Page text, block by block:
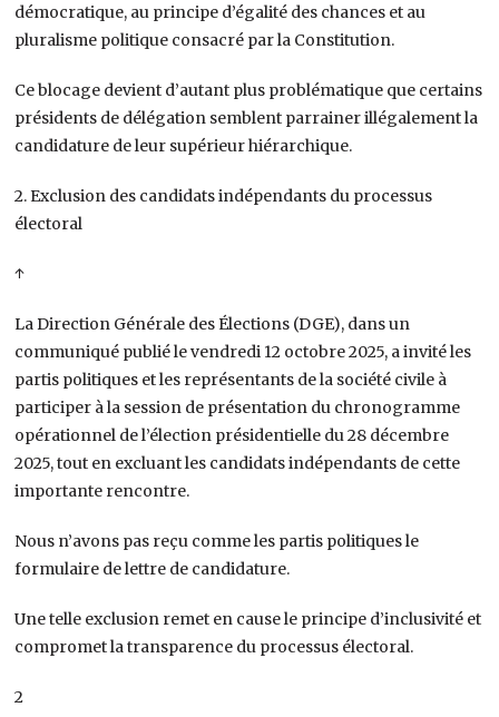
démocratique, au principe d’égalité des chances et au
pluralisme politique consacré par la Constitution.
Ce blocage devient d’autant plus problématique que certains
présidents de délégation semblent parrainer illégalement la
candidature de leur supérieur hiérarchique.
2. Exclusion des candidats indépendants du processus
électoral
↑
La Direction Générale des Élections (DGE), dans un
communiqué publié le vendredi 12 octobre 2025, a invité les
partis politiques et les représentants de la société civile à
participer à la session de présentation du chronogramme
opérationnel de l’élection présidentielle du 28 décembre
2025, tout en excluant les candidats indépendants de cette
importante rencontre.
Nous n’avons pas reçu comme les partis politiques le
formulaire de lettre de candidature.
Une telle exclusion remet en cause le principe d’inclusivité et
compromet la transparence du processus électoral.
2